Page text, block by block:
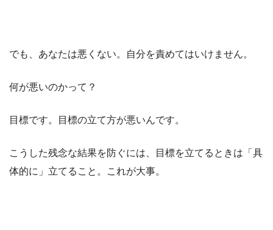
でも、あなたは悪くない。自分を責めてはいけません。
何が悪いのかって？
目標です。目標の立て方が悪いんです。
こうした残念な結果を防ぐには、目標を立てるときは「具
体的に」立てること。これが大事。